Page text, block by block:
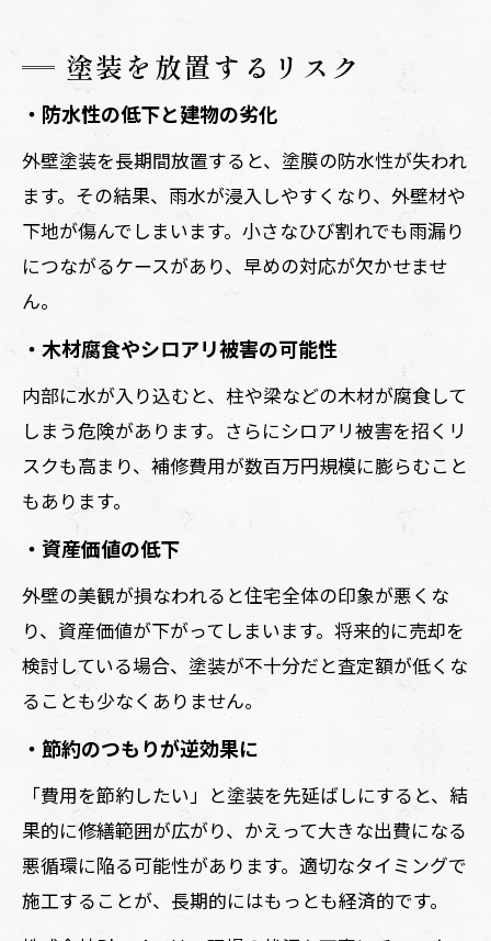
塗装を放置するリスク
・防水性の低下と建物の劣化
外壁塗装を長期間放置すると、塗膜の防水性が失われ
ます。その結果、雨水が浸入しやすくなり、外壁材や
下地が傷んでしまいます。小さなひび割れでも雨漏り
につながるケースがあり、早めの対応が欠かせませ
ん。
・木材腐食やシロアリ被害の可能性
内部に水が入り込むと、柱や梁などの木材が腐食して
しまう危険があります。さらにシロアリ被害を招くリ
スクも高まり、補修費用が数百万円規模に膨らむこと
もあります。
・資産価値の低下
外壁の美観が損なわれると住宅全体の印象が悪くな
り、資産価値が下がってしまいます。将来的に売却を
検討している場合、塗装が不十分だと査定額が低くな
ることも少なくありません。
・節約のつもりが逆効果に
「費用を節約したい」と塗装を先延ばしにすると、結
果的に修繕範囲が広がり、かえって大きな出費になる
悪循環に陥る可能性があります。適切なタイミングで
施工することが、長期的にはもっとも経済的です。